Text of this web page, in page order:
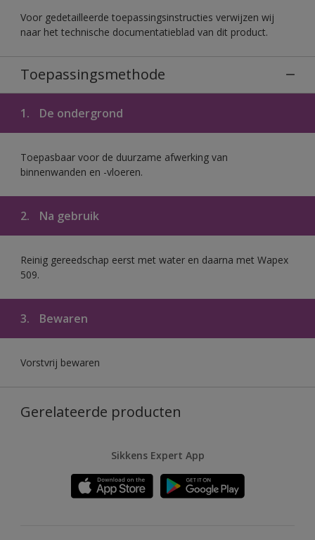
Voor gedetailleerde toepassingsinstructies verwijzen wij
naar het technische documentatieblad van dit product.
Toepassingsmethode
1. De ondergrond
Toepasbaar voor de duurzame afwerking van
binnenwanden en -vloeren.
2. Na gebruik
Reinig gereedschap eerst met water en daarna met Wapex
509.
3. Bewaren
Vorstvrij bewaren
Gerelateerde producten
Sikkens Expert App